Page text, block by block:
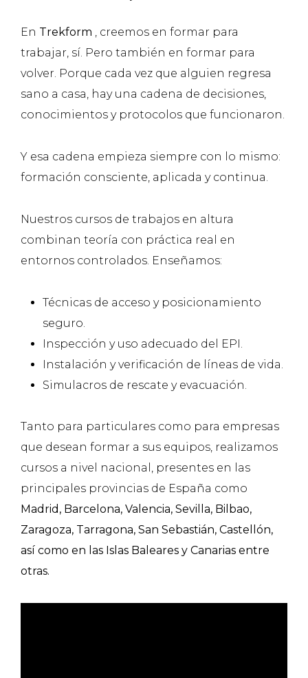
En Trekform , creemos en formar para
trabajar, sí. Pero también en formar para
volver. Porque cada vez que alguien regresa
sano a casa, hay una cadena de decisiones,
conocimientos y protocolos que funcionaron.
Y esa cadena empieza siempre con lo mismo:
formación consciente, aplicada y continua.
Nuestros cursos de trabajos en altura
combinan teoría con práctica real en
entornos controlados. Enseñamos:
Técnicas de acceso y posicionamiento
seguro.
Inspección y uso adecuado del EPI.
Instalación y verificación de líneas de vida.
Simulacros de rescate y evacuación.
Tanto para particulares como para empresas
que desean formar a sus equipos, realizamos
cursos a nivel nacional, presentes en las
principales provincias de España como
Madrid, Barcelona, Valencia, Sevilla, Bilbao,
Zaragoza, Tarragona, San Sebastián, Castellón,
así como en las Islas Baleares y Canarias entre
otras.